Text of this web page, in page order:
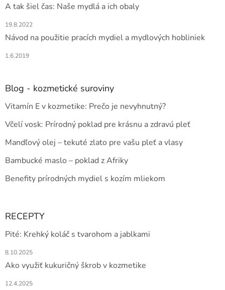
A tak šiel čas: Naše mydlá a ich obaly
19.8.2022
Návod na použitie pracích mydiel a mydlových hobliniek
1.6.2019
Blog - kozmetické suroviny
Vitamín E v kozmetike: Prečo je nevyhnutný?
Včelí vosk: Prírodný poklad pre krásnu a zdravú pleť
Mandľový olej – tekuté zlato pre vašu pleť a vlasy
Bambucké maslo – poklad z Afriky
Benefity prírodných mydiel s kozím mliekom
RECEPTY
Pité: Krehký koláč s tvarohom a jablkami
8.10.2025
Ako využiť kukuričný škrob v kozmetike
12.4.2025